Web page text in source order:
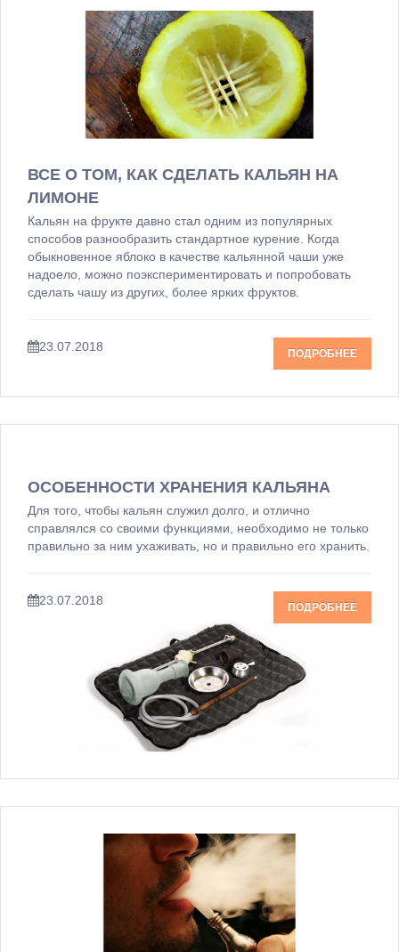
ВСЕ О ТОМ, КАК СДЕЛАТЬ КАЛЬЯН НА
ЛИМОНЕ
Кальян на фрукте давно стал одним из популярных
способов разнообразить стандартное курение. Когда
обыкновенное яблоко в качестве кальянной чаши уже
надоело, можно поэкспериментировать и попробовать
сделать чашу из других, более ярких фруктов.
23.07.2018 ПОДРОБНЕЕ
ОСОБЕННОСТИ ХРАНЕНИЯ КАЛЬЯНА
Для того, чтобы кальян служил долго, и отлично
справлялся со своими функциями, необходимо не только
правильно за ним ухаживать, но и правильно его хранить.
23.07.2018 ПОДРОБНЕЕ